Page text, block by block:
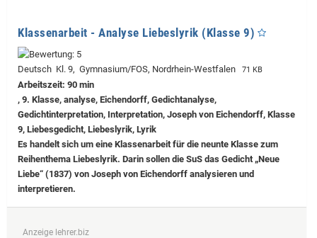
Klassenarbeit - Analyse Liebeslyrik (Klasse 9)
Deutsch Kl. 9, Gymnasium/FOS, Nordrhein-Westfalen 71 KB
Arbeitszeit: 90 min
, 9. Klasse, analyse, Eichendorff, Gedichtanalyse,
Gedichtinterpretation, Interpretation, Joseph von Eichendorff, Klasse
9, Liebesgedicht, Liebeslyrik, Lyrik
Es handelt sich um eine Klassenarbeit für die neunte Klasse zum
Reihenthema Liebeslyrik. Darin sollen die SuS das Gedicht „Neue
Liebe“ (1837) von Joseph von Eichendorff analysieren und
interpretieren.
Anzeige lehrer.biz